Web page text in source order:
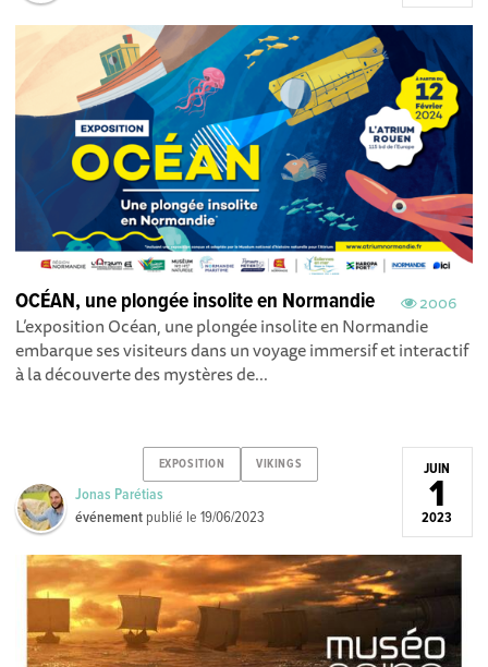
2006
OCÉAN, une plongée insolite en Normandie
L’exposition Océan, une plongée insolite en Normandie
embarque ses visiteurs dans un voyage immersif et interactif
à la découverte des mystères de...
EXPOSITION VIKINGS
Jonas Parétias
événement publié le19/06/2023
JUIN
1
2023